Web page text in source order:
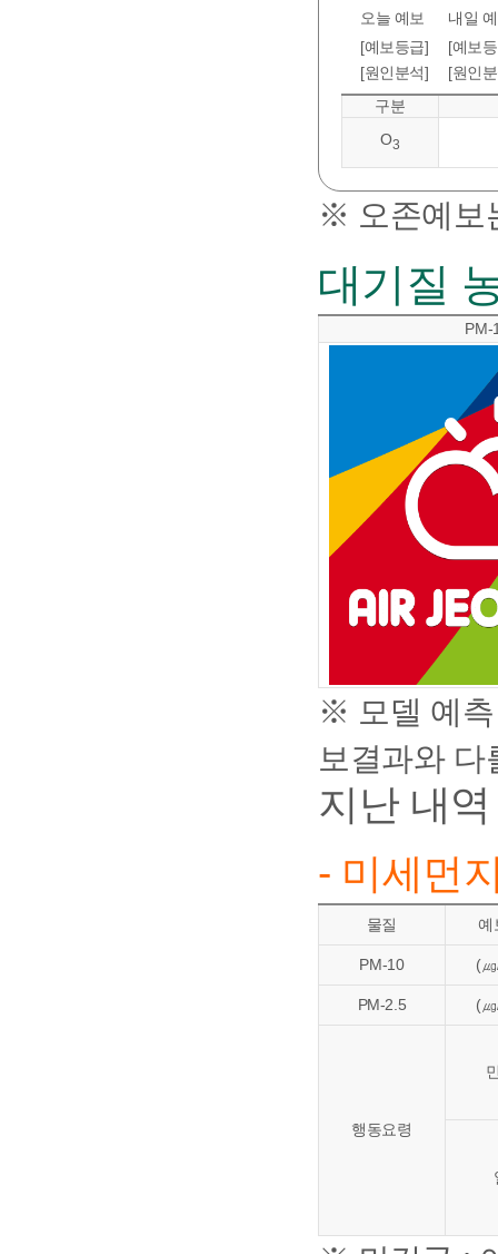
오늘 예보
내일
[예보등급]
[예보
[원인분석]
[원인
구분
O3
※ 오존예보
대기질
PM-
※ 모델 예측
보결과와
지난 내
- 미세먼
물질 예
PM-10 (
PM-2.5 (
행동요령